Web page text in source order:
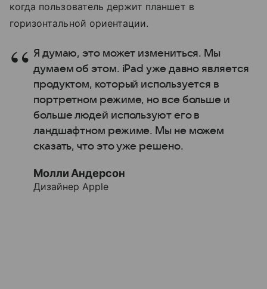
когда пользователь держит планшет в
горизонтальной ориентации.
Я думаю, это может измениться. Мы
думаем об этом. iPad уже давно является
продуктом, который используется в
портретном режиме, но все больше и
больше людей используют его в
ландшафтном режиме. Мы не можем
сказать, что это уже решено.
Молли Андерсон
Дизайнер Apple